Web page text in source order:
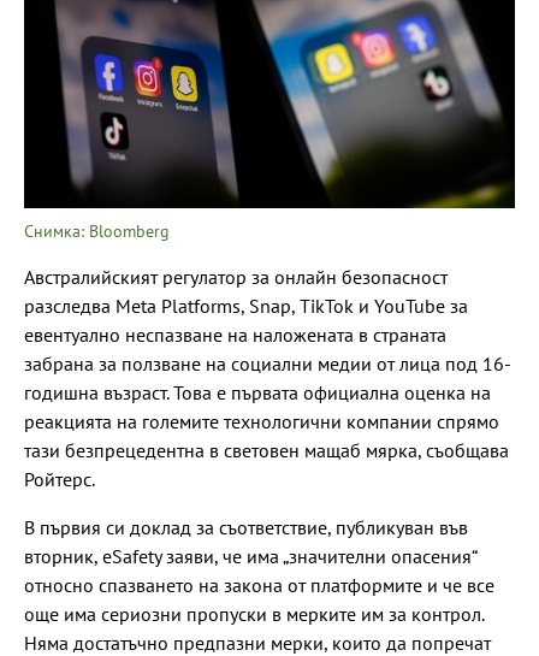
Снимка: Bloomberg
Австралийският регулатор за онлайн безопасност
разследва Meta Platforms, Snap, TikTok и YouTube за
евентуално неспазване на наложената в страната
забрана за ползване на социални медии от лица под 16-
годишна възраст. Това е първата официална оценка на
реакцията на големите технологични компании спрямо
тази безпрецедентна в световен мащаб мярка, съобщава
Ройтерс.
В първия си доклад за съответствие, публикуван във
вторник, eSafety заяви, че има „значителни опасения“
относно спазването на закона от платформите и че все
още има сериозни пропуски в мерките им за контрол.
Няма достатъчно предпазни мерки, които да попречат